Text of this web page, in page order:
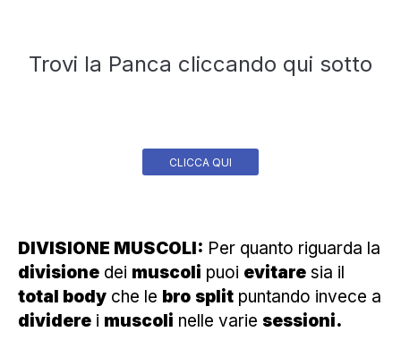
Trovi la Panca cliccando qui sotto
CLICCA QUI
DIVISIONE MUSCOLI: Per quanto riguarda la
divisione dei muscoli puoi evitare sia il
total body che le bro split puntando invece a
dividere i muscoli nelle varie sessioni.